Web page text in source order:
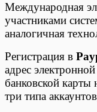
Международная
участниками
аналогичная
Регистрация в
адрес
банковской карты
три типа